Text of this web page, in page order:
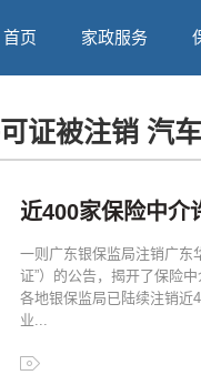
首页 家政服务
证被注销 汽
近400家保险中介
一则广东银保监局注销广东
证”）的公告，揭开了保险
各地银保监局已陆续注销近
业...